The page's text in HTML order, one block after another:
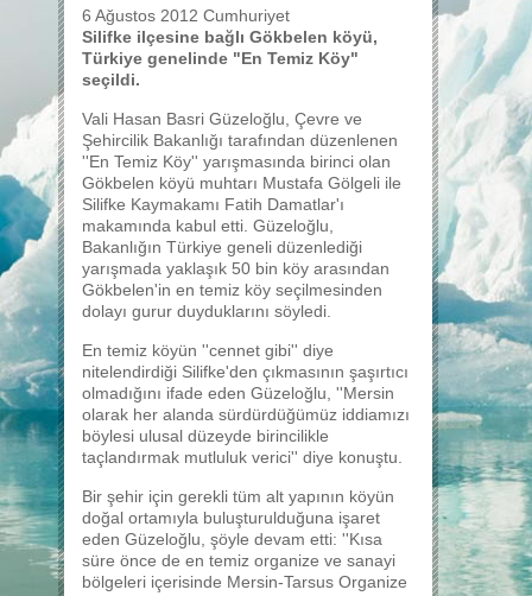
6 Ağustos 2012 Cumhuriyet
Silifke ilçesine bağlı Gökbelen köyü,
Türkiye genelinde "En Temiz Köy"
seçildi.
Vali Hasan Basri Güzeloğlu, Çevre ve
Şehircilik Bakanlığı tarafından düzenlenen
''En Temiz Köy'' yarışmasında birinci olan
Gökbelen köyü muhtarı Mustafa Gölgeli ile
Silifke Kaymakamı Fatih Damatlar'ı
makamında kabul etti. Güzeloğlu,
Bakanlığın Türkiye geneli düzenlediği
yarışmada yaklaşık 50 bin köy arasından
Gökbelen'in en temiz köy seçilmesinden
dolayı gurur duyduklarını söyledi.
En temiz köyün ''cennet gibi'' diye
nitelendirdiği Silifke'den çıkmasının şaşırtıcı
olmadığını ifade eden Güzeloğlu, ''Mersin
olarak her alanda sürdürdüğümüz iddiamızı
böylesi ulusal düzeyde birincilikle
taçlandırmak mutluluk verici'' diye konuştu.
Bir şehir için gerekli tüm alt yapının köyün
doğal ortamıyla buluşturulduğuna işaret
eden Güzeloğlu, şöyle devam etti: ''Kısa
süre önce de en temiz organize ve sanayi
bölgeleri içerisinde Mersin-Tarsus Organize